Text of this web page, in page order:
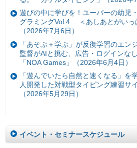
遊びの中に学びを！ユーバーの幼児
グラミングVol.4 ＜あしあとがいっ
（2026年7月6日）
「あそぶ＋学ぶ」が反復学習のエン
監督がAIと挑む、広告・ログインな
「NOA Games」（2026年6月4日）
「遊んでいたら自然と速くなる」を
人開発した対戦型タイピング練習サ
（2026年5月29日）
イベント・セミナースケジュール